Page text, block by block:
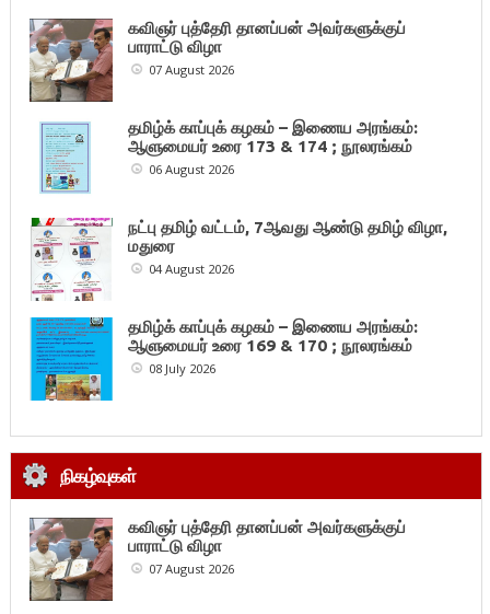
கவிஞர் புத்தேரி தானப்பன் அவர்களுக்குப்
பாராட்டு விழா
07 August 2026
தமிழ்க் காப்புக் கழகம் – இணைய அரங்கம்:
ஆளுமையர் உரை 173 & 174 ; நூலரங்கம்
06 August 2026
நட்பு தமிழ் வட்டம், 7ஆவது ஆண்டு தமிழ் விழா,
மதுரை
04 August 2026
தமிழ்க் காப்புக் கழகம் – இணைய அரங்கம்:
ஆளுமையர் உரை 169 & 170 ; நூலரங்கம்
08 July 2026
நிகழ்வுகள்
கவிஞர் புத்தேரி தானப்பன் அவர்களுக்குப்
பாராட்டு விழா
07 August 2026